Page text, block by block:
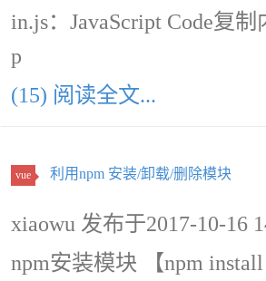
in.js：JavaScript Code复
p
(15) 阅读全文...
vue 利用npm 安装/卸载/删除模块
xiaowu 发布于2017-10-16
npm安装模块 【npm